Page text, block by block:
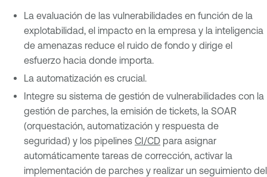
La evaluación de las vulnerabilidades en función de la
explotabilidad, el impacto en la empresa y la inteligencia
de amenazas reduce el ruido de fondo y dirige el
esfuerzo hacia donde importa.
La automatización es crucial.
Integre su sistema de gestión de vulnerabilidades con la
gestión de parches, la emisión de tickets, la SOAR
(orquestación, automatización y respuesta de
seguridad) y los pipelines CI/CD para asignar
automáticamente tareas de corrección, activar la
implementación de parches y realizar un seguimiento del